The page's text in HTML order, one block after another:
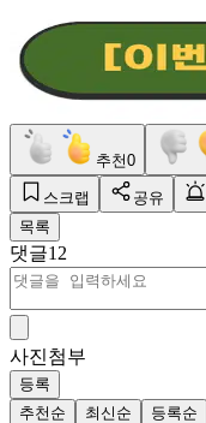
추천0
스크랩 공유
목록
댓글12
사진첨부
등록
추천순
최신순 등록순